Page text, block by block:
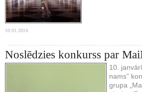
10.01.2014.
Noslēdzies konkurss par
10.
nams”
grupa